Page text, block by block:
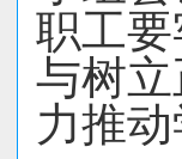
职工
与树
力推